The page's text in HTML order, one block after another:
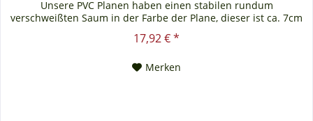
Unsere PVC Planen haben einen stabilen rundum
verschweißten Saum in der Farbe der Plane, dieser ist ca. 7cm
breit. Jede PVC Plane lässt sich bei uns mit verzinkten Ösen
oder auf Wunsch auch mit Edelstahlösen ausstatten. Die PVC
17,92 € *
Merken